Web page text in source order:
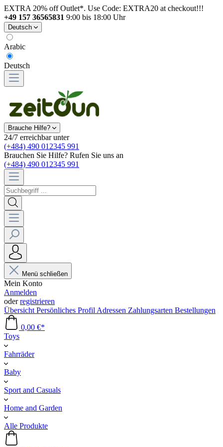
EXTRA 20% off Outlet*. Use Code: EXTRA20 at checkout!!!
+49 157 36565831 9:00 bis 18:00 Uhr
Deutsch
Arabic
Deutsch
Brauche Hilfe?
24/7 erreichbar unter
(+484) 490 012345 991
Brauchen Sie Hilfe? Rufen Sie uns an
(+484) 490 012345 991
Menü schließen
Mein Konto
Anmelden
oderregistrieren
Übersicht Persönliches Profil Adressen Zahlungsarten Bestellungen
0,00 €*
Toys
Fahrräder
Baby
Sport and Casuals
Home and Garden
Alle Produkte